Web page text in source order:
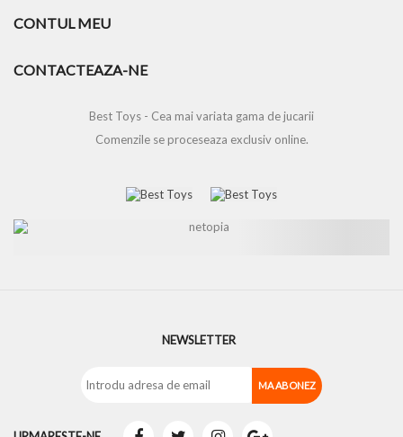
CONTUL MEU
CONTACTEAZA-NE
Best Toys - Cea mai variata gama de jucarii
Comenzile se proceseaza exclusiv online.
NEWSLETTER